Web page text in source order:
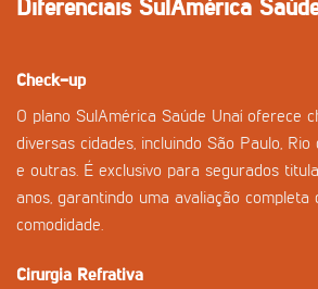
Diferenciais SulAmérica
Check-up
O plano SulAmérica Saúde Unaí oferece
diversas cidades, incluindo São Paulo, Rio
e outras. É exclusivo para segurados
anos, garantindo uma avaliação completa
comodidade.
Cirurgia Refrativa